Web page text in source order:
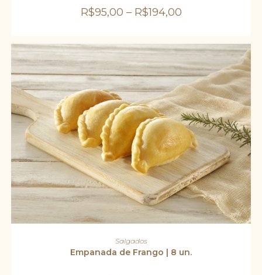
opções
podem
página
do
produto
R$95,00 – R$194,00
Salgados
Empanada de Frango | 8 un.